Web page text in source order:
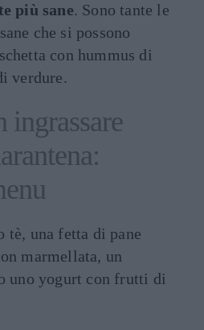
più sane. Sono tante le
che si possono
con hummus di
verdure.
ingrassare
tè, una fetta di pane
marmellata, un
uno yogurt con frutti di